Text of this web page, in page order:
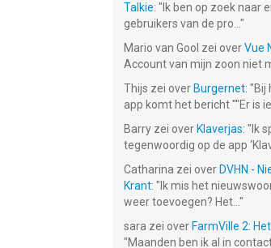
Talkie: " Ik ben op zoek naar
gebruikers van de pro... "
Mario van Gool zei overVue
Account van mijn zoon niet
Thijs zei over Burgernet: "Bij
app komt het bericht ""Er is
Barry zei over Klaverjas: " Ik
tegenwoordig op de app
Catharina zei over DVHN -
Krant: " Ik mis het
weer toevoegen? Het... "
sara zei over FarmVille 2:
"Maanden ben ik al in